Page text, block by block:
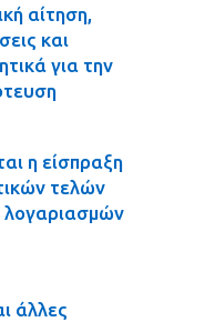
αίτηση,
και
για την
η είσπραξη
τελών
άλλες